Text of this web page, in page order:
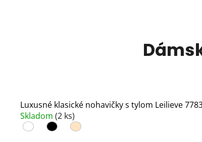
Luxusné klasické nohavičky s tylom Leilieve
Skladom (2 ks)